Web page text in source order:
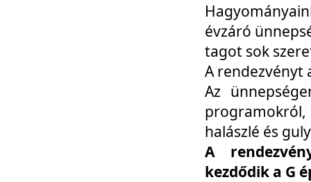
évzáró
tagot sok
A rendezvényt
Az
halászlé és
A
kezdődik a G